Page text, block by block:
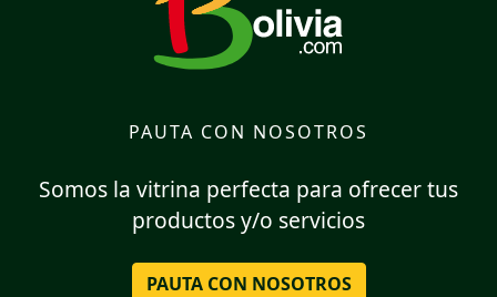
PAUTA CON NOSOTROS
Somos la vitrina perfecta para ofrecer tus
productos y/o servicios
PAUTA CON NOSOTROS